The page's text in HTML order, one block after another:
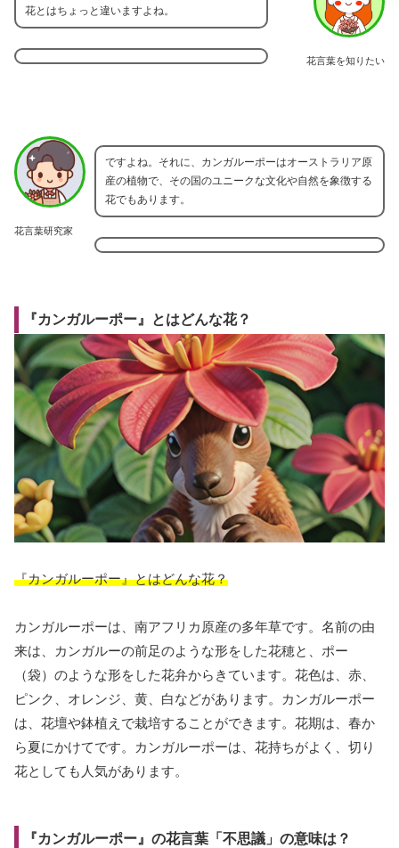
花言葉を知りたい
花とはちょっと違いますよね。
花言葉研究家
ですよね。それに、カンガルーポーはオーストラリア原
産の植物で、その国のユニークな文化や自然を象徴する
花でもあります。
『カンガルーポー』とはどんな花？
『カンガルーポー』とはどんな花？
カンガルーポーは、南アフリカ原産の多年草です。名前の由
来は、カンガルーの前足のような形をした花穂と、ポー
（袋）のような形をした花弁からきています。花色は、赤、
ピンク、オレンジ、黄、白などがあります。カンガルーポー
は、花壇や鉢植えで栽培することができます。花期は、春か
ら夏にかけてです。カンガルーポーは、花持ちがよく、切り
花としても人気があります。
『カンガルーポー』の花言葉「不思議」の意味は？